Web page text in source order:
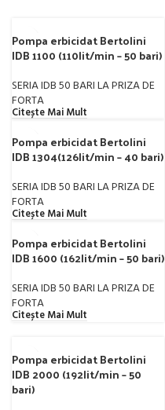
Pompa erbicidat Bertolini
IDB 1100 (110lit/min – 50 bari)
SERIA IDB 50 BARI LA PRIZA DE
FORTA
Citește Mai Mult
Pompa erbicidat Bertolini
IDB 1304(126lit/min – 40 bari)
SERIA IDB 50 BARI LA PRIZA DE
FORTA
Citește Mai Mult
Pompa erbicidat Bertolini
IDB 1600 (162lit/min – 50 bari)
SERIA IDB 50 BARI LA PRIZA DE
FORTA
Citește Mai Mult
Pompa erbicidat Bertolini
IDB 2000 (192lit/min – 50
bari)